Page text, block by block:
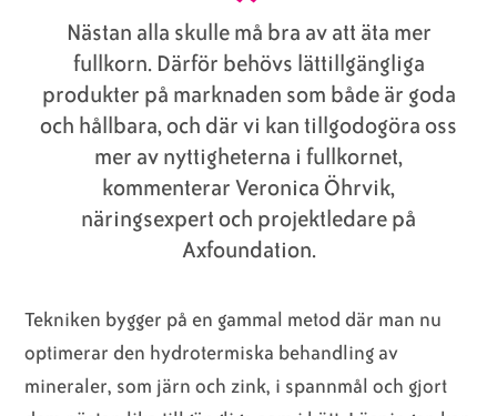
Nästan alla skulle må bra av att äta mer
fullkorn. Därför behövs lättillgängliga
produkter på marknaden som både är goda
och hållbara, och där vi kan tillgodogöra oss
mer av nyttigheterna i fullkornet,
kommenterar Veronica Öhrvik,
näringsexpert och projektledare på
Axfoundation.
Tekniken bygger på en gammal metod där man nu
optimerar den hydrotermiska behandling av
mineraler, som järn och zink, i spannmål och gjort